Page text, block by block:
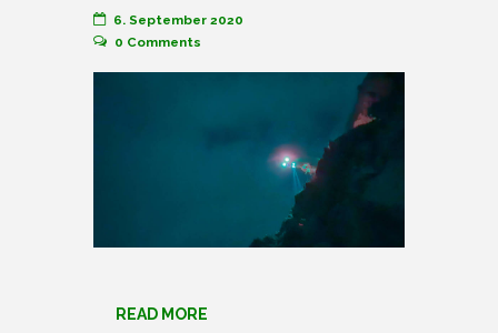
6. September 2020
0 Comments
READ MORE